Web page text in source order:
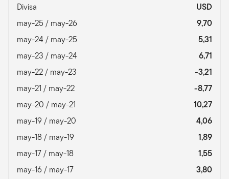
Divisa
USD
may-25 / may-26
9,70
may-24 / may-25
5,31
may-23 / may-24
6,71
may-22 / may-23
-3,21
may-21 / may-22
-8,77
may-20 / may-21
10,27
may-19 / may-20
4,06
may-18 / may-19
1,89
may-17 / may-18
1,55
may-16 / may-17
3,80